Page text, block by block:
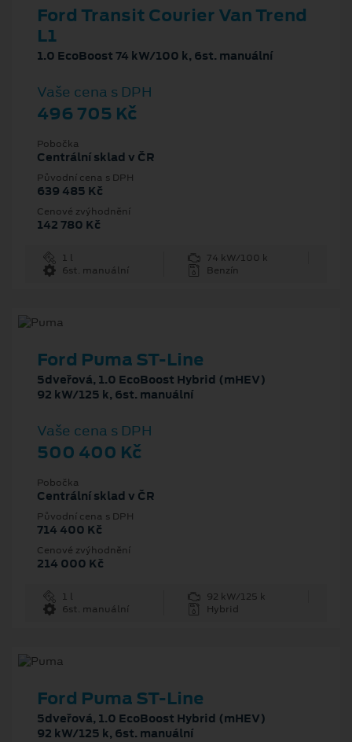
Ford Transit Courier Van Trend
L1
1.0 EcoBoost 74 kW/100 k, 6st. manuální
Vaše cena s DPH
496 705 Kč
Pobočka
Centrální sklad v ČR
Původní cena s DPH
639 485 Kč
Cenové zvýhodnění
142 780 Kč
1 l
74 kW/100 k
6st. manuální
Benzín
Ford Puma ST-Line
5dveřová, 1.0 EcoBoost Hybrid (mHEV)
92 kW/125 k, 6st. manuální
Vaše cena s DPH
500 400 Kč
Pobočka
Centrální sklad v ČR
Původní cena s DPH
714 400 Kč
Cenové zvýhodnění
214 000 Kč
1 l
92 kW/125 k
6st. manuální
Hybrid
Ford Puma ST-Line
5dveřová, 1.0 EcoBoost Hybrid (mHEV)
92 kW/125 k, 6st. manuální